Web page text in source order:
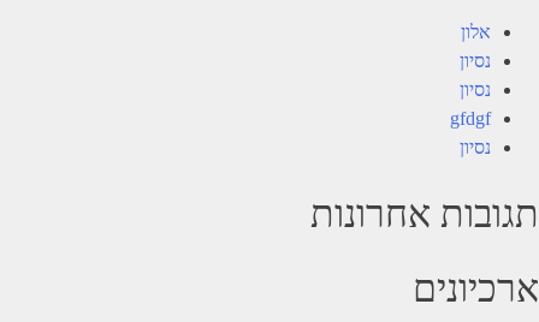
אלון
נסיון
נסיון
gfdgf
נסיון
תגובות אחרונות
ארכיונים